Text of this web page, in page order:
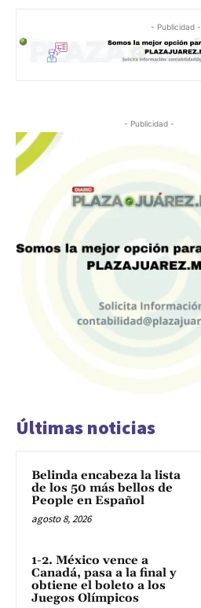
- Publicidad -
- Publicidad -
Últimas noticias
Belinda encabeza la lista
de los 50 más bellos de
People en Español
agosto 8, 2026
1-2. México vence a
Canadá, pasa a la final y
obtiene el boleto a los
Juegos Olímpicos